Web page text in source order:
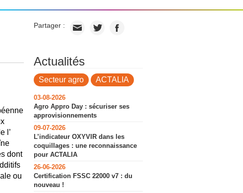
Partager :
l’
dont
ou
Actualités
Secteur agro ACTALIA
03-08-2026
Agro Appro Day : sécuriser ses
approvisionnements
09-07-2026
L’indicateur OXYVIR dans les
coquillages : une reconnaissance
pour ACTALIA
26-06-2026
Certification FSSC 22000 v7 : du
nouveau !